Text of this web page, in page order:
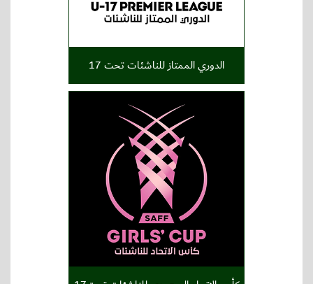
الدوري الممتاز للناشئات تحت 17